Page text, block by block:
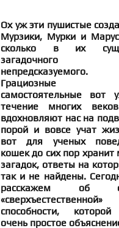
Ох уж эти пушистые
Мурзики, Мурки и
сколько в их
непредсказуемого.
самостоятельные вот
течение многих
вдохновляют нас на
порой и вовсе учат
вот для ученых
кошек до сих пор хранит
загадок, ответы на
так и не найдены.
расскажем об
«сверхъестественной»
способности,
очень простое